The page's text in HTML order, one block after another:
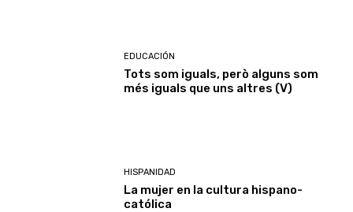
EDUCACIÓN
Tots som iguals, però alguns som
més iguals que uns altres (V)
HISPANIDAD
La mujer en la cultura hispano-
católica